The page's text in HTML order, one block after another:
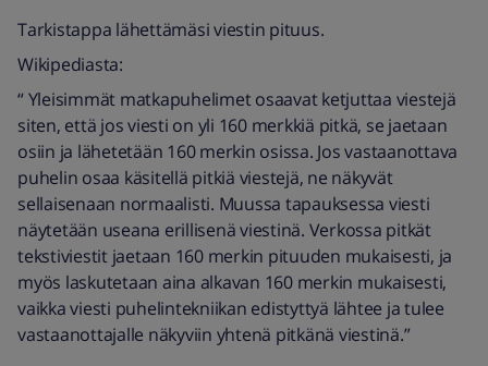
Tarkistappa lähettämäsi viestin pituus.
Wikipediasta:
“ Yleisimmät matkapuhelimet osaavat ketjuttaa viestejä
siten, että jos viesti on yli 160 merkkiä pitkä, se jaetaan
osiin ja lähetetään 160 merkin osissa. Jos vastaanottava
puhelin osaa käsitellä pitkiä viestejä, ne näkyvät
sellaisenaan normaalisti. Muussa tapauksessa viesti
näytetään useana erillisenä viestinä. Verkossa pitkät
tekstiviestit jaetaan 160 merkin pituuden mukaisesti, ja
myös laskutetaan aina alkavan 160 merkin mukaisesti,
vaikka viesti puhelintekniikan edistyttyä lähtee ja tulee
vastaanottajalle näkyviin yhtenä pitkänä viestinä.”